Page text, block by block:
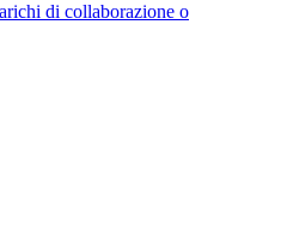
di collaborazione o